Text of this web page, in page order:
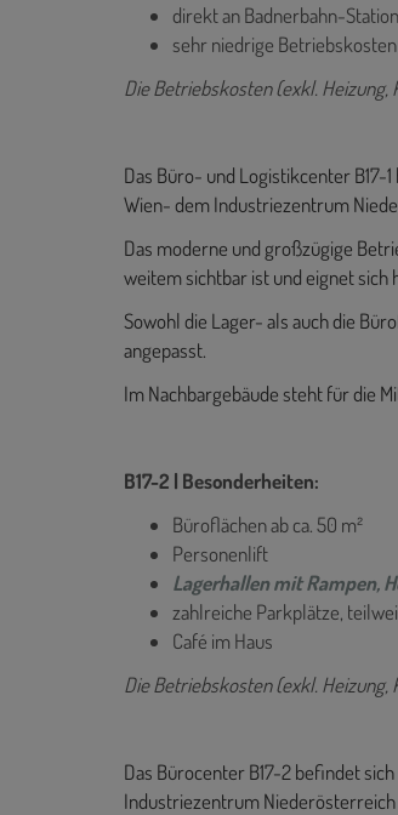
direkt an Badnerbahn-
sehr niedrige Betriebskosten
Die Betriebskosten (exkl. Heizung,
Das Büro- und Logistikcenter
Wien- dem Industriezentrum
Das moderne und großzügige
weitem sichtbar ist und eignet sich
Sowohl die Lager- als auch die
angepasst.
Im Nachbargebäude steht für die
B17-2 | Besonderheiten:
Büroflächen ab ca. 50 m²
Personenlift
Lagerhallen mit Rampen,
zahlreiche Parkplätze,
Café im Haus
Die Betriebskosten (exkl. Heizung,
Das Bürocenter B17-2 befindet
Industriezentrum Niederösterreich